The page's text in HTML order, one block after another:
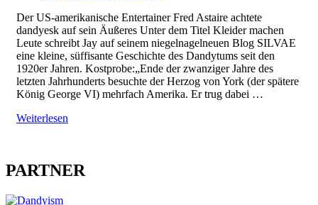
Der US-amerikanische Entertainer Fred Astaire achtete
dandyesk auf sein Äußeres Unter dem Titel Kleider machen
Leute schreibt Jay auf seinem niegelnagelneuen Blog SILVAE
eine kleine, süffisante Geschichte des Dandytums seit den
1920er Jahren. Kostprobe:„Ende der zwanziger Jahre des
letzten Jahrhunderts besuchte der Herzog von York (der spätere
König George VI) mehrfach Amerika. Er trug dabei …
Weiterlesen
PARTNER